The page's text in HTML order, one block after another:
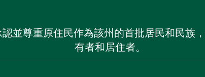
並尊重原住民作為該州的首批居民和民族
有者和居住者。